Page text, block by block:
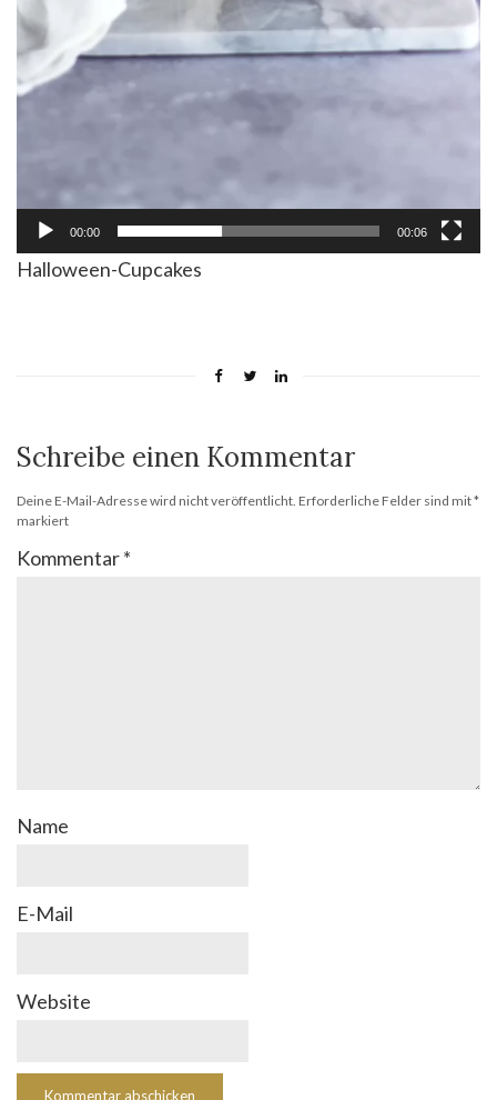
00:00 00:06
Halloween-Cupcakes
Schreibe einen Kommentar
Deine E-Mail-Adresse wird nicht veröffentlicht. Erforderliche Felder sind mit*
markiert
Kommentar*
Name
E-Mail
Website